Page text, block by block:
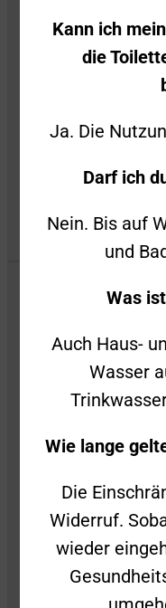
Impressum
Datenschutz
Kann ich
die
Ja. Die
Darf ich
Nein. Bis auf
und
Was
Auch Haus-
Wasser
Wie lange
Die
Widerruf.
wieder